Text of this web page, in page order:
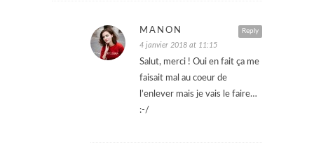
Reply
MANON
4 janvier 2018 at 11:15
Salut, merci ! Oui en fait ça me
faisait mal au coeur de
l’enlever mais je vais le faire…
:-/